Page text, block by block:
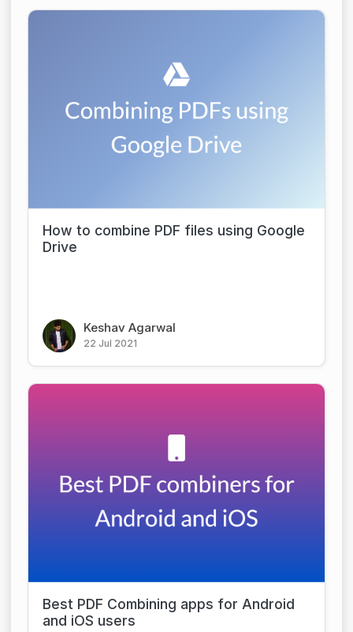
How to combine PDF files using Google
Drive
Keshav Agarwal
22 Jul 2021
Best PDF Combining apps for Android
and iOS users